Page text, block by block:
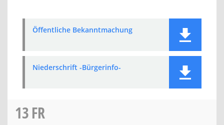
Öffentliche Bekanntmachung
Niederschrift -Bürgerinfo-
13FR